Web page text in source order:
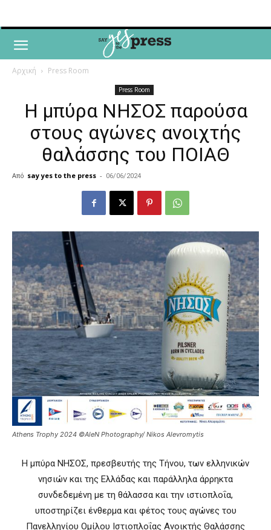
Αρχική Press Room
Press Room
Η μπύρα ΝΗΣΟΣ παρούσα
στους αγώνες ανοιχτής
θαλάσσης του ΠΟΙΑΘ
Από say yes to the press - 06/06/2024
Athens Trophy 2024 ©AleN Photography/ Nikos Alevromytis
Η μπύρα ΝΗΣΟΣ, πρεσβευτής της Τήνου, των ελληνικών
νησιών και της Ελλάδας και παράλληλα άρρηκτα
συνδεδεμένη με τη θάλασσα και την ιστιοπλοΐα,
υποστηρίζει ένθερμα και φέτος τους αγώνες του
Πανελληνίου Ομίλου Ιστιοπλοΐας Ανοικτής Θαλάσσης